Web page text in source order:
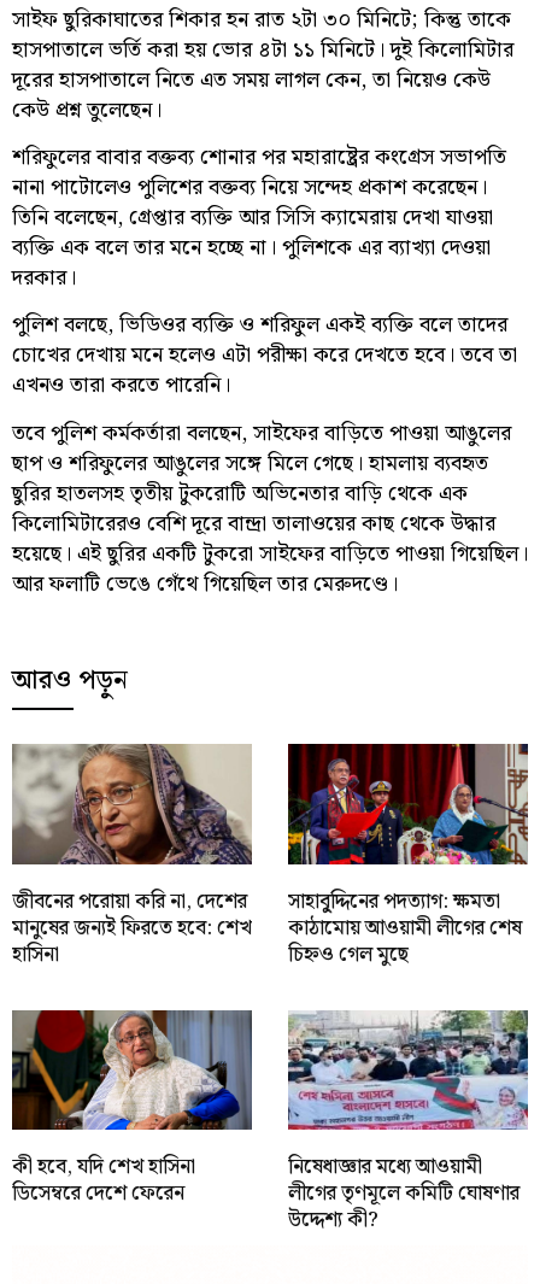
সাইফ ছুরিকাঘাতের শিকার হন রাত ২টা ৩০ মিনিটে; কিন্তু তাকে
হাসপাতালে ভর্তি করা হয় ভোর ৪টা ১১ মিনিটে। দুই কিলোমিটার
দূরের হাসপাতালে নিতে এত সময় লাগল কেন, তা নিয়েও কেউ
কেউ প্রশ্ন তুলেছেন।
শরিফুলের বাবার বক্তব্য শোনার পর মহারাষ্ট্রের কংগ্রেস সভাপতি
নানা পাটোলেও পুলিশের বক্তব্য নিয়ে সন্দেহ প্রকাশ করেছেন।
তিনি বলেছেন, গ্রেপ্তার ব্যক্তি আর সিসি ক্যামেরায় দেখা যাওয়া
ব্যক্তি এক বলে তার মনে হচ্ছে না। পুলিশকে এর ব্যাখ্যা দেওয়া
দরকার।
পুলিশ বলছে, ভিডিওর ব্যক্তি ও শরিফুল একই ব্যক্তি বলে তাদের
চোখের দেখায় মনে হলেও এটা পরীক্ষা করে দেখতে হবে। তবে তা
এখনও তারা করতে পারেনি।
তবে পুলিশ কর্মকর্তারা বলছেন, সাইফের বাড়িতে পাওয়া আঙুলের
ছাপ ও শরিফুলের আঙুলের সঙ্গে মিলে গেছে। হামলায় ব্যবহৃত
ছুরির হাতলসহ তৃতীয় টুকরোটি অভিনেতার বাড়ি থেকে এক
কিলোমিটারেরও বেশি দূরে বান্দ্রা তালাওয়ের কাছ থেকে উদ্ধার
হয়েছে। এই ছুরির একটি টুকরো সাইফের বাড়িতে পাওয়া গিয়েছিল।
আর ফলাটি ভেঙে গেঁথে গিয়েছিল তার মেরুদণ্ডে।
আরও পড়ুন
জীবনের পরোয়া করি না, দেশের
মানুষের জন্যই ফিরতে হবে: শেখ
হাসিনা
সাহাবু্দ্দিনের পদত্যাগ: ক্ষমতা
কাঠামোয় আওয়ামী লীগের শেষ
চিহ্নও গেল মুছে
কী হবে, যদি শেখ হাসিনা
ডিসেম্বরে দেশে ফেরেন
নিষেধাজ্ঞার মধ্যে আওয়ামী
লীগের তৃণমূলে কমিটি ঘোষণার
উদ্দেশ্য কী?